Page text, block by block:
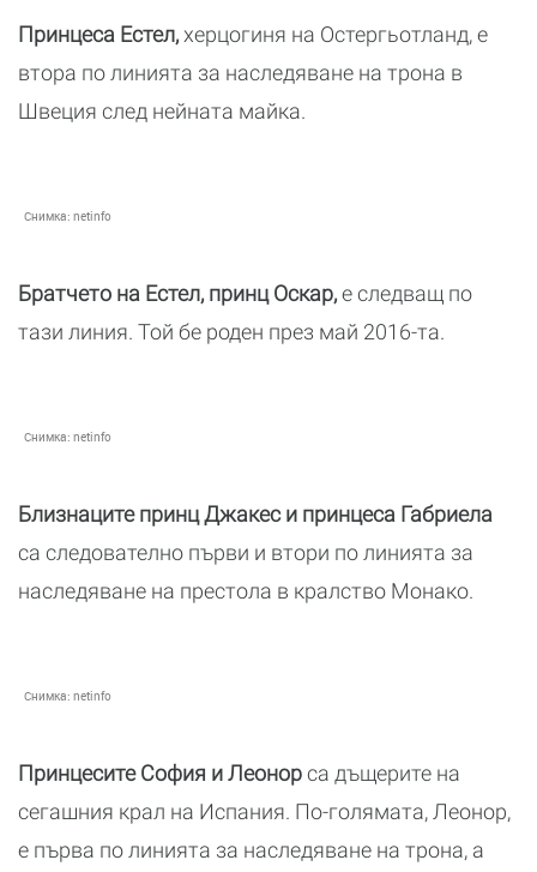
Принцеса Естел,херцогиня на Остергьотланд, е
втора по линията за наследяване на трона в
Швеция след нейната майка.
Снимка: netinfo
Братчето на Естел, принц Оскар,е следващ по
тази линия. Той бе роден през май 2016-та.
Снимка: netinfo
Близнаците принц Джакес и принцеса Габриела
са следователно първи и втори по линията за
наследяване на престола в кралство Монако.
Снимка: netinfo
Принцесите София и Леонорса дъщерите на
сегашния крал на Испания. По-голямата, Леонор,
е първа по линията за наследяване на трона, а